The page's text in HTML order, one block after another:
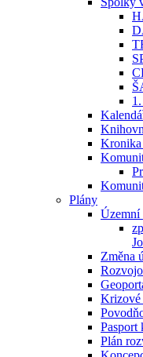
Kronika
Plány
Územní
Změna
Krizové
Pasport
Plán